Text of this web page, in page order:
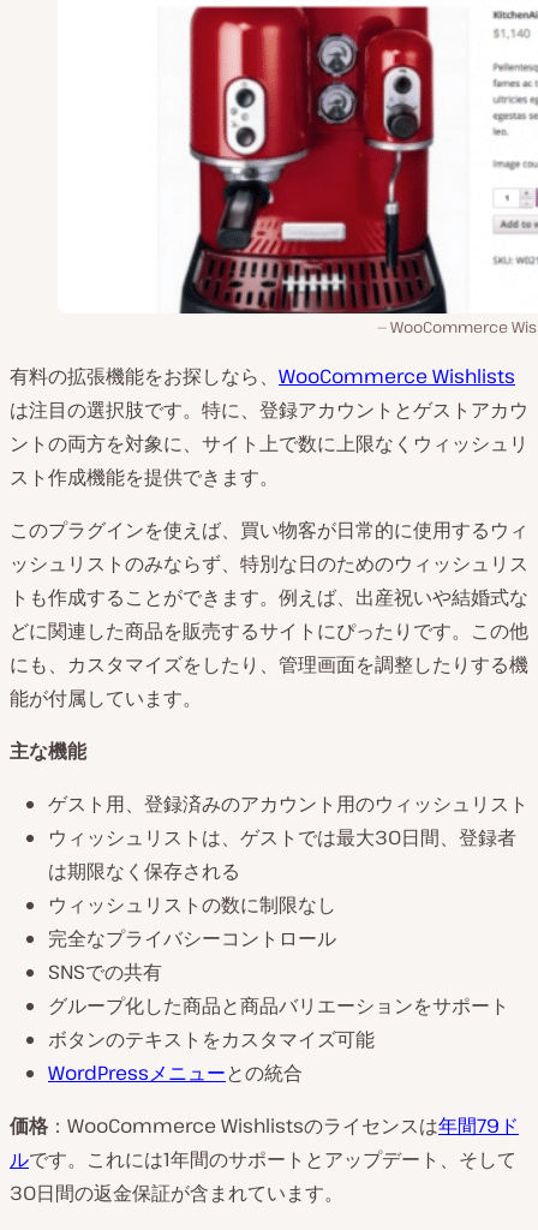
WooCommerce
有料の拡張機能をお探しなら、 WooCommerce Wishlists
は注目の選択肢です。特に、登録アカウントとゲストアカウ
ントの両方を対象に、サイト上で数に上限なくウィッシュリ
スト作成機能を提供できます。
このプラグインを使えば、買い物客が日常的に使用するウィ
ッシュリストのみならず、特別な日のためのウィッシュリス
トも作成することができます。例えば、出産祝いや結婚式な
どに関連した商品を販売するサイトにぴったりです。この他
にも、カスタマイズをしたり、管理画面を調整したりする機
能が付属しています。
主な機能
ゲスト用、登録済みのアカウント用のウィッシュリスト
ウィッシュリストは、ゲストでは最大30日間、登録者
は期限なく保存される
ウィッシュリストの数に制限なし
完全なプライバシーコントロール
SNSでの共有
グループ化した商品と商品バリエーションをサポート
ボタンのテキストをカスタマイズ可能
WordPressメニューとの統合
価格 ：WooCommerce Wishlistsのライセンスは年間79ド
ルです。これには1年間のサポートとアップデート、そして
30日間の返金保証が含まれています。